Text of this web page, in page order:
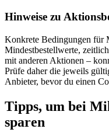
Hinweise zu
Konkrete Bedingungen für
Mindestbestellwerte,
mit anderen Aktionen –
Prüfe daher die jeweils
Anbieter, bevor du einen
Tipps, um bei
sparen